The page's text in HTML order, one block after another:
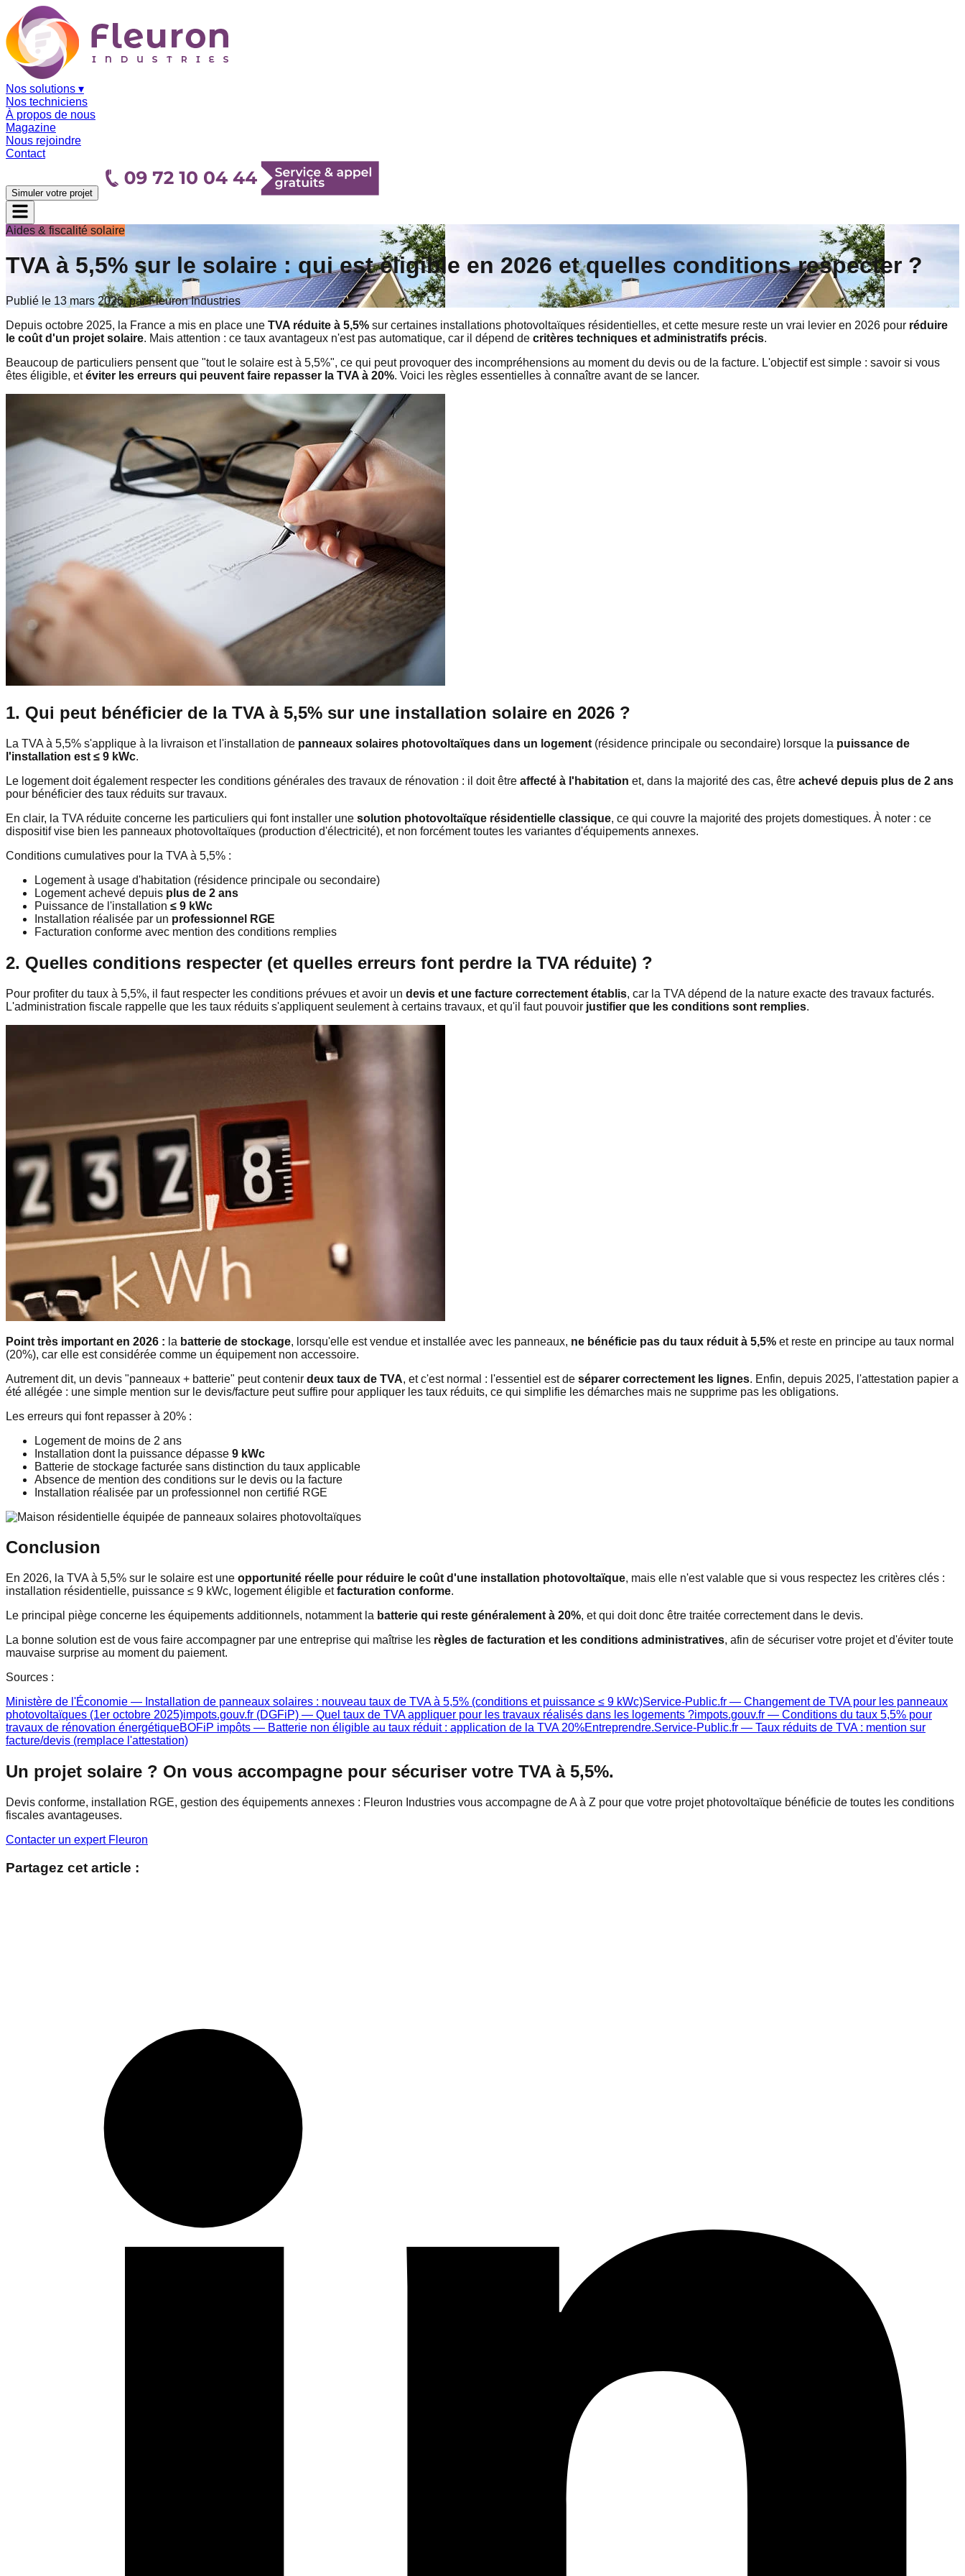
Nos solutions ▾
Nos techniciens
À propos de nous
Magazine
Nous rejoindre
Contact
Simuler votre projet
Aides & fiscalité solaire
TVA à 5,5% sur le solaire : qui est éligible en 2026 et quelles conditions respecter ?
Publié le 13 mars 2026, par Fleuron Industries
Depuis octobre 2025, la France a mis en place une TVA réduite à 5,5% sur certaines installations photovoltaïques résidentielles, et cette mesure reste un vrai levier en 2026 pour réduire
le coût d'un projet solaire. Mais attention : ce taux avantageux n'est pas automatique, car il dépend de critères techniques et administratifs précis.
Beaucoup de particuliers pensent que "tout le solaire est à 5,5%", ce qui peut provoquer des incompréhensions au moment du devis ou de la facture. L'objectif est simple : savoir si vous
êtes éligible, et éviter les erreurs qui peuvent faire repasser la TVA à 20%. Voici les règles essentielles à connaître avant de se lancer.
1. Qui peut bénéficier de la TVA à 5,5% sur une installation solaire en 2026 ?
La TVA à 5,5% s'applique à la livraison et l'installation de panneaux solaires photovoltaïques dans un logement (résidence principale ou secondaire) lorsque la puissance de
l'installation est ≤ 9 kWc.
Le logement doit également respecter les conditions générales des travaux de rénovation : il doit être affecté à l'habitation et, dans la majorité des cas, être achevé depuis plus de 2 ans
pour bénéficier des taux réduits sur travaux.
En clair, la TVA réduite concerne les particuliers qui font installer une solution photovoltaïque résidentielle classique, ce qui couvre la majorité des projets domestiques. À noter : ce
dispositif vise bien les panneaux photovoltaïques (production d'électricité), et non forcément toutes les variantes d'équipements annexes.
Conditions cumulatives pour la TVA à 5,5% :
Logement à usage d'habitation (résidence principale ou secondaire)
Logement achevé depuis plus de 2 ans
Puissance de l'installation ≤ 9 kWc
Installation réalisée par un professionnel RGE
Facturation conforme avec mention des conditions remplies
2. Quelles conditions respecter (et quelles erreurs font perdre la TVA réduite) ?
Pour profiter du taux à 5,5%, il faut respecter les conditions prévues et avoir un devis et une facture correctement établis, car la TVA dépend de la nature exacte des travaux facturés.
L'administration fiscale rappelle que les taux réduits s'appliquent seulement à certains travaux, et qu'il faut pouvoir justifier que les conditions sont remplies.
Point très important en 2026 : la batterie de stockage, lorsqu'elle est vendue et installée avec les panneaux, ne bénéficie pas du taux réduit à 5,5% et reste en principe au taux normal
(20%), car elle est considérée comme un équipement non accessoire.
Autrement dit, un devis "panneaux + batterie" peut contenir deux taux de TVA, et c'est normal : l'essentiel est de séparer correctement les lignes. Enfin, depuis 2025, l'attestation papier a
été allégée : une simple mention sur le devis/facture peut suffire pour appliquer les taux réduits, ce qui simplifie les démarches mais ne supprime pas les obligations.
Les erreurs qui font repasser à 20% :
Logement de moins de 2 ans
Installation dont la puissance dépasse 9 kWc
Batterie de stockage facturée sans distinction du taux applicable
Absence de mention des conditions sur le devis ou la facture
Installation réalisée par un professionnel non certifié RGE
Conclusion
En 2026, la TVA à 5,5% sur le solaire est une opportunité réelle pour réduire le coût d'une installation photovoltaïque, mais elle n'est valable que si vous respectez les critères clés :
installation résidentielle, puissance ≤ 9 kWc, logement éligible et facturation conforme.
Le principal piège concerne les équipements additionnels, notamment la batterie qui reste généralement à 20%, et qui doit donc être traitée correctement dans le devis.
La bonne solution est de vous faire accompagner par une entreprise qui maîtrise les règles de facturation et les conditions administratives, afin de sécuriser votre projet et d'éviter toute
mauvaise surprise au moment du paiement.
Sources :
Ministère de l'Économie — Installation de panneaux solaires : nouveau taux de TVA à 5,5% (conditions et puissance ≤ 9 kWc)Service-Public.fr — Changement de TVA pour les panneaux
photovoltaïques (1er octobre 2025)impots.gouv.fr (DGFiP) — Quel taux de TVA appliquer pour les travaux réalisés dans les logements ?impots.gouv.fr — Conditions du taux 5,5% pour
travaux de rénovation énergétiqueBOFiP impôts — Batterie non éligible au taux réduit : application de la TVA 20%Entreprendre.Service-Public.fr — Taux réduits de TVA : mention sur
facture/devis (remplace l'attestation)
Un projet solaire ? On vous accompagne pour sécuriser votre TVA à 5,5%.
Devis conforme, installation RGE, gestion des équipements annexes : Fleuron Industries vous accompagne de A à Z pour que votre projet photovoltaïque bénéficie de toutes les conditions
fiscales avantageuses.
Contacter un expert Fleuron
Partagez cet article :